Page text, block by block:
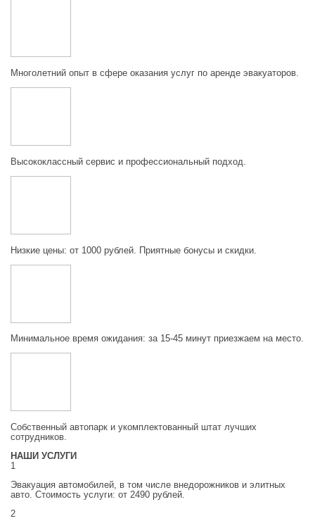
Многолетний опыт в сфере оказания услуг по аренде эвакуаторов.
Высококлассный сервис и профессиональный подход.
Низкие цены: от 1000 рублей. Приятные бонусы и скидки.
Минимальное время ожидания: за 15-45 минут приезжаем на место.
Собственный автопарк и укомплектованный штат лучших
сотрудников.
НАШИ УСЛУГИ
1
Эвакуация автомобилей, в том числе внедорожников и элитных
авто. Стоимость услуги: от 2490 рублей.
2